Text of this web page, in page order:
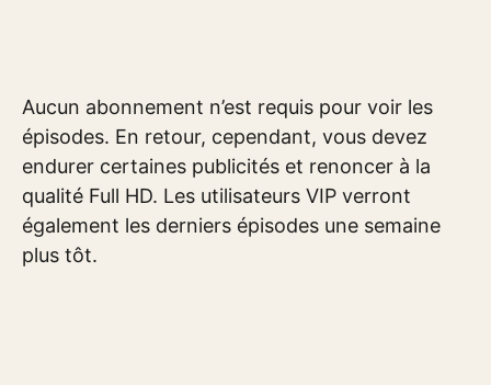
Aucun abonnement n’est requis pour voir les
épisodes. En retour, cependant, vous devez
endurer certaines publicités et renoncer à la
qualité Full HD. Les utilisateurs VIP verront
également les derniers épisodes une semaine
plus tôt.